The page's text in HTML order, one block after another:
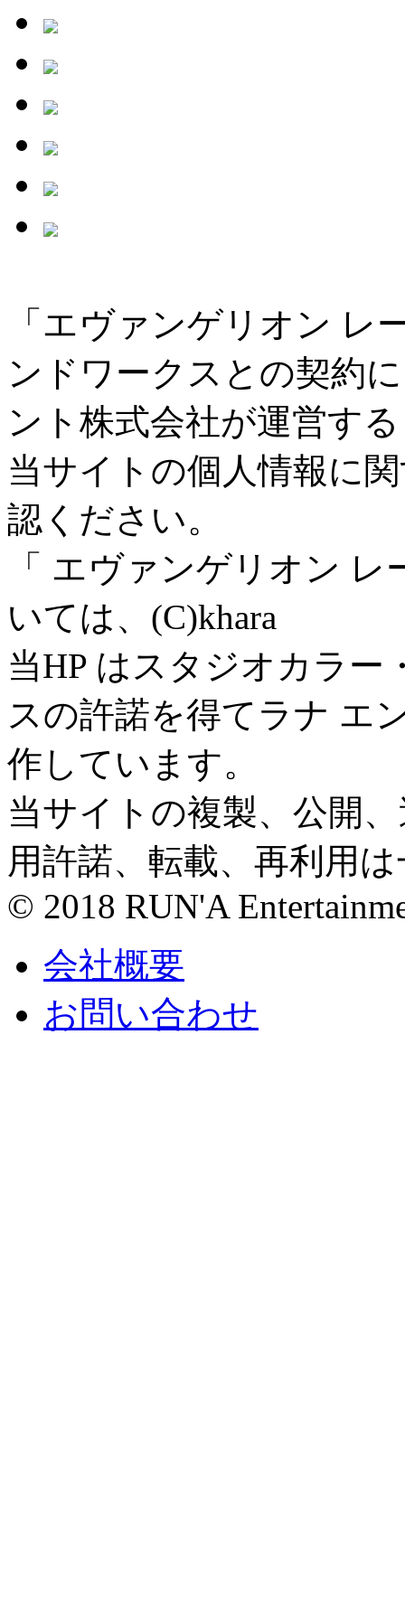
「エヴァンゲリオン レ
ンドワークスとの契約
ント株式会社が運営す
当サイトの個人情報に
認ください。
「 エヴァンゲリオン
いては、(C)khara
当HP はスタジオカラー
スの許諾を得てラナ エ
作しています。
当サイトの複製、公開
用許諾、転載、再利用
© 2018 RUN'A
会社概要
お問い合わせ